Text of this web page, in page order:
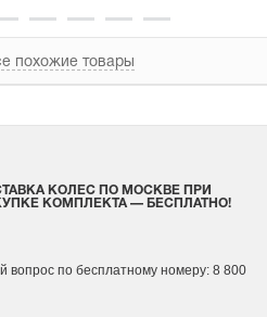
похожие товары
КОЛЕС ПО МОСКВЕ ПРИ
КОМПЛЕКТА — БЕСПЛАТНО!
вопрос по бесплатному номеру: 8 800